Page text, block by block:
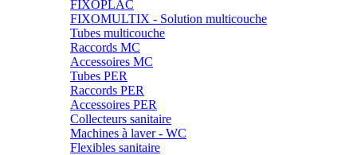
FIXOPLAC
FIXOMULTIX - Solution multicouche
Tubes multicouche
Raccords MC
Accessoires MC
Tubes PER
Raccords PER
Accessoires PER
Collecteurs sanitaire
Machines à laver - WC
Flexibles sanitaire